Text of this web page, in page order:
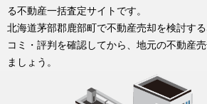
る不動産一括査定サイトです。
北海道茅部郡鹿部町で不動産売却を検討す
コミ・評判を確認してから、地元の不動産
ましょう。